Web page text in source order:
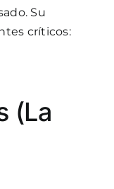
Su
críticos:
(La